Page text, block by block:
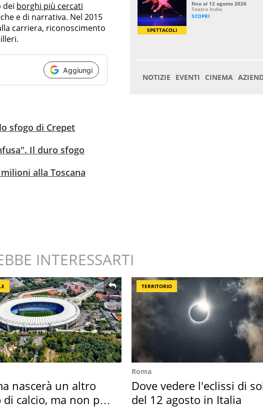
dei borghi più cercati
e di narrativa. Nel 2015
carriera, riconoscimento
Aggiungi
sfogo di Crepet
Il duro sfogo
alla Toscana
INTERESSARTI
nascerà un altro
di calcio, ma non per
TERRITORIO
Roma
Dove vedere l'eclissi di
del 12 agosto in Italia